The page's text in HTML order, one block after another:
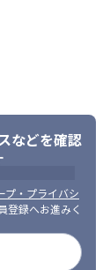
得ができます
マネジメント
る方
っている方
に変化をもた
ている方
などを確認
プ・プライバシ
登録へお進みく